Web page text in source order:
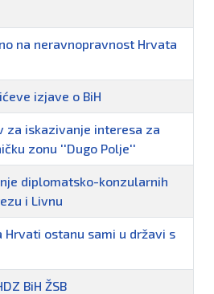
na neravnopravnost Hrvata
izjave o BiH
za iskazivanje interesa za
zonu ''Dugo Polje''
diplomatsko-konzularnih
i Livnu
Hrvati ostanu sami u državi s
BiH ŽSB